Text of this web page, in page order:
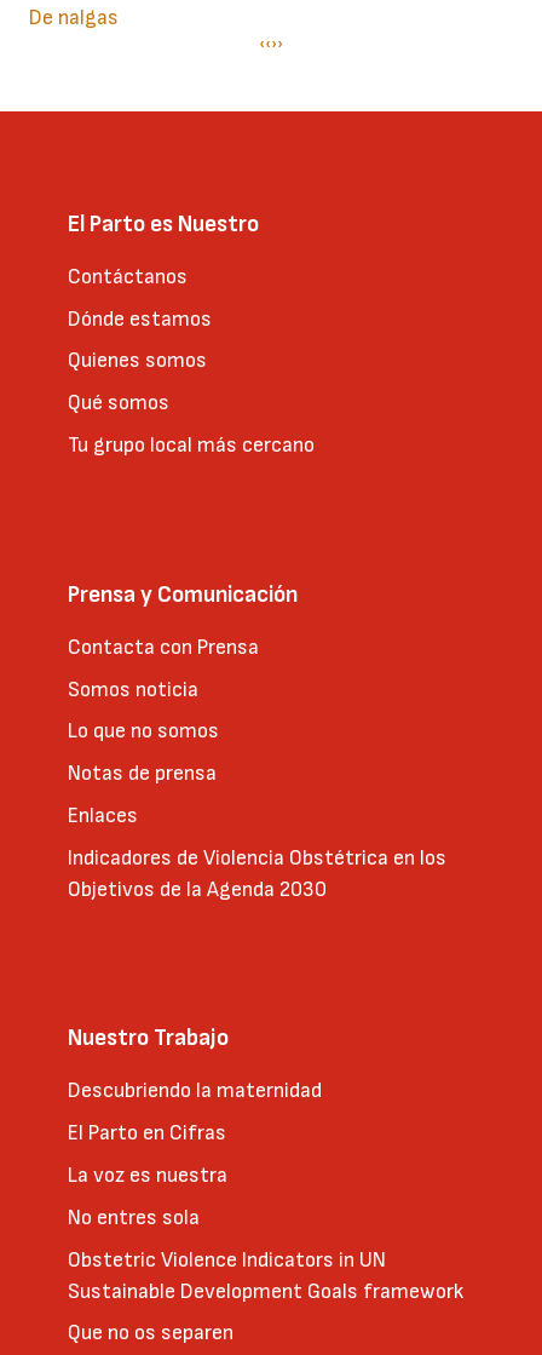
De nalgas
Página
‹‹Siguiente
››
El Parto es Nuestro
Contáctanos
Dónde estamos
Quienes somos
Qué somos
Tu grupo local más cercano
Prensa y Comunicación
Contacta con Prensa
Somos noticia
Lo que no somos
Notas de prensa
Enlaces
Indicadores de Violencia Obstétrica en los
Objetivos de la Agenda 2030
Nuestro Trabajo
Descubriendo la maternidad
El Parto en Cifras
La voz es nuestra
No entres sola
Obstetric Violence Indicators in UN
Sustainable Development Goals framework
Que no os separen